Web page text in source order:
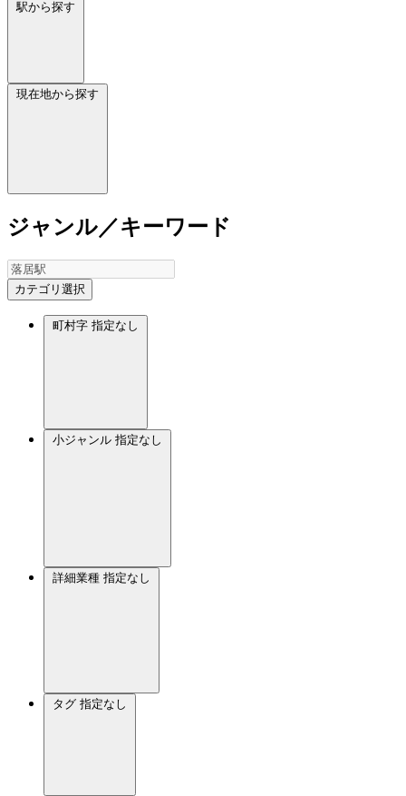
駅から探す
現在地から探す
ジャンル／キーワード
カテゴリ選択
町村字 指定なし
小ジャンル 指定なし
詳細業種 指定なし
タグ 指定なし